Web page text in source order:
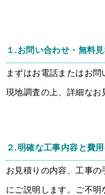
１.お問い合わせ・無料
まずはお電話またはお問
現地調査の上、詳細なお
２.明確な工事内容と費
お見積りの内容、工事
にご説明します。ご不